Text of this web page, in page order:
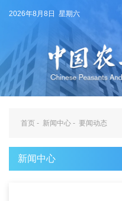
2026年8月8日 星期六
首页 - 新闻中心 - 要闻动态
新闻中心